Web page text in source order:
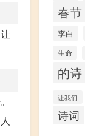
春节
李白
生命
的诗
让我们
诗词